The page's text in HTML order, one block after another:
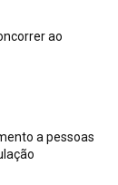
ao
a pessoas